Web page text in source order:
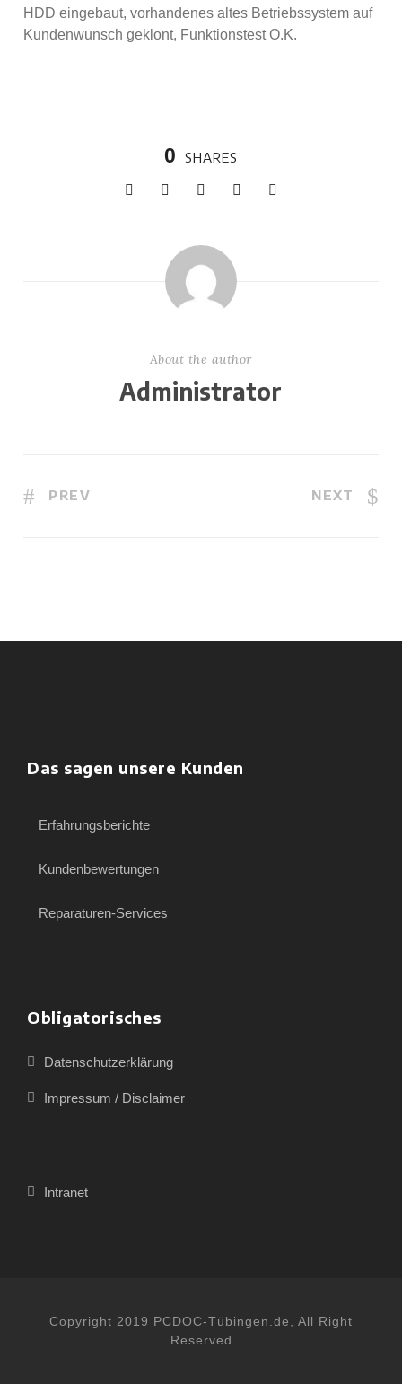
HDD eingebaut, vorhandenes altes Betriebssystem auf
Kundenwunsch geklont, Funktionstest O.K.
0 SHARES
About the author
Administrator
PREV NEXT
Das sagen unsere Kunden
Erfahrungsberichte
Kundenbewertungen
Reparaturen-Services
Obligatorisches
Datenschutzerklärung
Impressum / Disclaimer
Intranet
Copyright 2019 PCDOC-Tübingen.de, All Right
Reserved